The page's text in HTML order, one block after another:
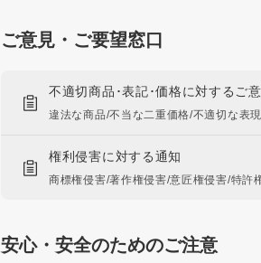
ご意見・ご要望窓口
不適切商品･表記･価格に対するご
違法な商品/不当な二重価格/不適切な表
権利侵害に対する通知
商標権侵害/著作権侵害/意匠権侵害/特許
安心・安全のためのご注意